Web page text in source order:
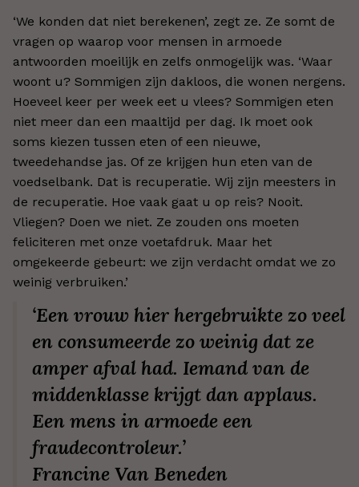
‘We konden dat niet berekenen’, zegt ze. Ze somt de
vragen op waarop voor mensen in armoede
antwoorden moeilijk en zelfs onmogelijk was. ‘Waar
woont u? Sommigen zijn dakloos, die wonen nergens.
Hoeveel keer per week eet u vlees? Sommigen eten
niet meer dan een maaltijd per dag. Ik moet ook
soms kiezen tussen eten of een nieuwe,
tweedehandse jas. Of ze krijgen hun eten van de
voedselbank. Dat is recuperatie. Wij zijn meesters in
de recuperatie. Hoe vaak gaat u op reis? Nooit.
Vliegen? Doen we niet. Ze zouden ons moeten
feliciteren met onze voetafdruk. Maar het
omgekeerde gebeurt: we zijn verdacht omdat we zo
weinig verbruiken.’
‘Een vrouw hier hergebruikte zo veel
en consumeerde zo weinig dat ze
amper afval had. Iemand van de
middenklasse krijgt dan applaus.
Een mens in armoede een
fraudecontroleur.’
Francine Van Beneden